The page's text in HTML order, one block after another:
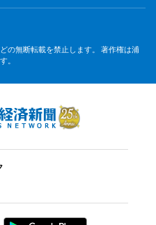
の無断転載を禁止します。 著作権は浦
。